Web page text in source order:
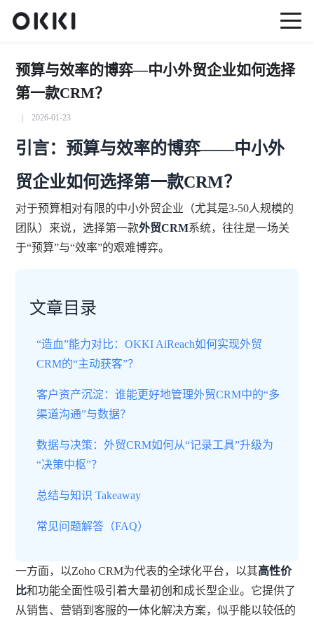
预算与效率的博弈—中小外贸企业如何选择
第一款CRM？
| 2026-01-23
引言：预算与效率的博弈——中小外
贸企业如何选择第一款CRM？
对于预算相对有限的中小外贸企业（尤其是3-50人规模的
团队）来说，选择第一款外贸CRM系统，往往是一场关
于“预算”与“效率”的艰难博弈。
文章目录
“造血”能力对比：OKKI AiReach如何实现外贸
CRM的“主动获客”？
客户资产沉淀：谁能更好地管理外贸CRM中的“多
渠道沟通”与数据？
数据与决策：外贸CRM如何从“记录工具”升级为
“决策中枢”？
总结与知识 Takeaway
常见问题解答（FAQ）
一方面，以Zoho CRM为代表的全球化平台，以其高性价
比和功能全面性吸引着大量初创和成长型企业。它提供了
从销售、营销到客服的一体化解决方案，似乎能以较低的